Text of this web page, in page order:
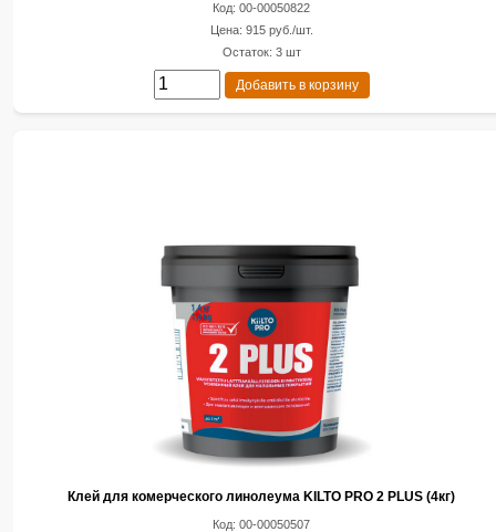
Код: 00-00050822
Цена: 915 руб./шт.
Остаток: 3 шт
Добавить в корзину
Клей для комерческого линолеума KILTO PRO 2 PLUS (4кг)
Код: 00-00050507